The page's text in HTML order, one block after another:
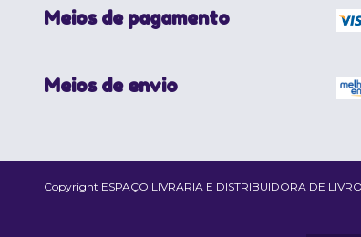
Meios de pagamento
Meios de envio
Copyright ESPAÇO LIVRARIA E DISTRIBUIDORA DE